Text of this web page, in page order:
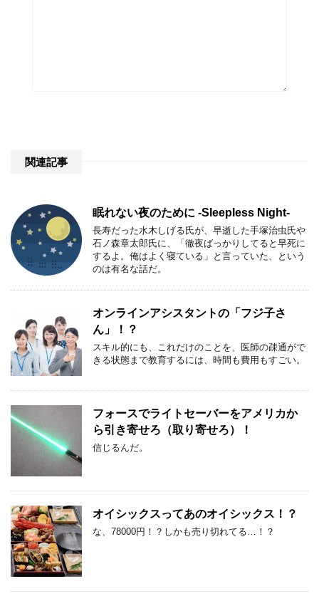
関連記事
眠れない夜のために -Sleepless Night-
長寿だった水木しげる氏が、早逝した手塚治虫氏や
石ノ森章太郎氏に、「徹夜ばっかりしてると早死に
するよ。俺はよく寝ている」と言っていた、という
のは有名な話だ。
オンラインアシスタントの「フジ子さ
ん」！？
スキル的にも、これだけのことを、医師の疎通がで
きる状態まで教育するには、時間も費用もすごい。
フォースでライトセーバーをアメリカか
ら引き寄せろ（取り寄せろ）！
信じるんだ。
オイシックスってあのオイシックス！？
な、78000円！？しかも売り切れてる…！？